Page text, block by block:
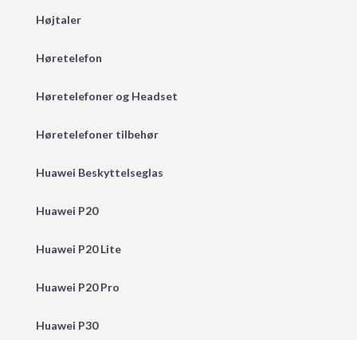
Højtaler
Høretelefon
Høretelefoner og Headset
Høretelefoner tilbehør
Huawei Beskyttelseglas
Huawei P20
Huawei P20 Lite
Huawei P20 Pro
Huawei P30